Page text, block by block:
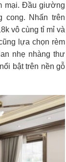
mại. Đầu giường
Nhấn trên
vô cùng tỉ mỉ và
lựa chọn rèm
nhẹ nhàng thư
bật trên nền gỗ